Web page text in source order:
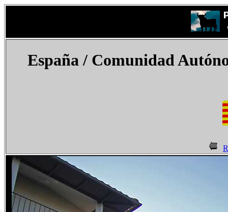
España/ Comunidad